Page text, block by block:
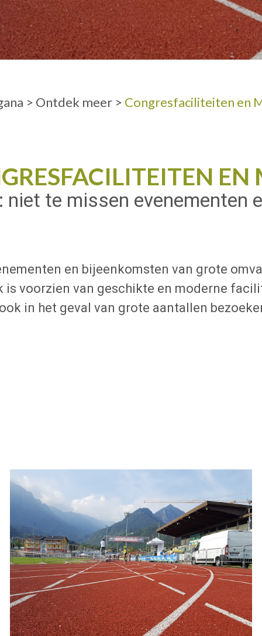
> Ontdek meer > Congresfaciliteiten en
EN
niet te missen evenementen
en bijeenkomsten van grote
is voorzien van geschikte en moderne
in het geval van grote aantallen